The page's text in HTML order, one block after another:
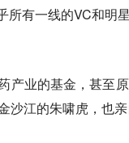
所有一线的VC和明
产业的基金，甚至
江的朱啸虎，也亲